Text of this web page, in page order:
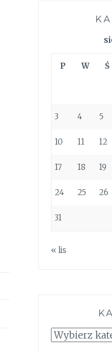
P W Ś
3 4 5
10 11 12
17 18 19
24 25 26
31
« lis
Kategorie